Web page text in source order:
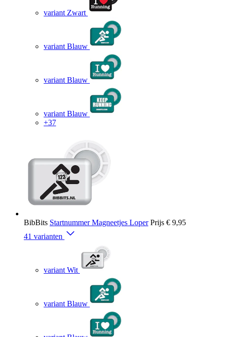
variant Zwart
variant Blauw
variant Blauw
variant Blauw
+37
BibBits Startnummer Magneetjes Loper Prijs € 9,95
41 varianten
variant Wit
variant Blauw